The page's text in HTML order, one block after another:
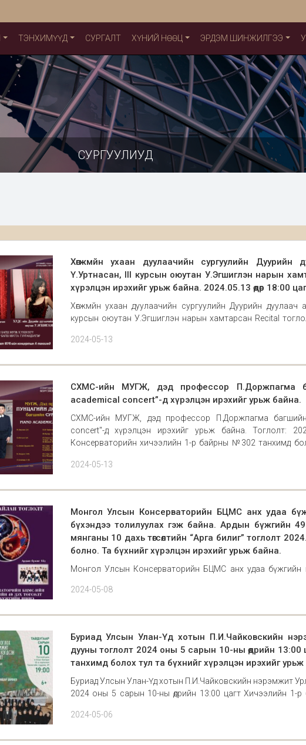
ТЭНХИМҮҮД СУРГАЛТ ХҮНИЙ НӨӨЦ ЭРДЭМ ШИНЖИЛГЭЭ
СУРГУУЛИУД
Хөгжмйн ухаан дуулаачийн сургуулийн
Ү.Уртнасан, III курсын оюутан У.Эгшиглэн нарын
хүрэлцэн ирэхийг урьж байна. 2024.05.13 өдөр 18:00
Хөгжмйн ухаан дуулаачийн сургуулийн Дуурийн
курсын оюутан У.Эгшиглэн нарын хамтарсан Recital
2024-05-13
СХМС-ийн МУГЖ, дэд профессор П.Доржпагма
academical concert”-д хүрэлцэн ирэхийг урьж байна.
СХМС-ийн МУГЖ, дэд профессор П.Доржпагма
concert"-д хүрэлцэн ирэхийг урьж байна. Тоглолт:
Консерваторийн хичээлийн 1-р байрны №302 танхимд
2024-05-13
Монгол Улсын Консерваторийн БЦМС анх удаа
бүхэндээ толилуулах гэж байна. Ардын бүжгийн 49
мянганы 10 дахь төгсөлтийн “Арга билиг” тоглолт
болно. Та бүхнийг хүрэлцэн ирэхийг урьж байна.
Монгол Улсын Консерваторийн БЦМС анх удаа бүжгийн
толилуулах гэж байна. Ардын бүжгийн 49 дэх төгсөлт,
төгсөлтийн "Арга билиг" тоглолт 2024.05.26-ны 17:00 цагт
2024-05-08
Буриад Улсын Улан-Үд хотын П.И.Чайковскийн
дууны тоглолт 2024 оны 5 сарын 10-ны өдрийн
танхимд болох тул та бүхнийг хүрэлцэн ирэхийг
Буриад Улсын Улан-Үд хотын П.И.Чайковскийн нэрэмжит
2024 оны 5 сарын 10-ны өдрийн 13:00 цагт Хичээлийн 1-
2024-05-06